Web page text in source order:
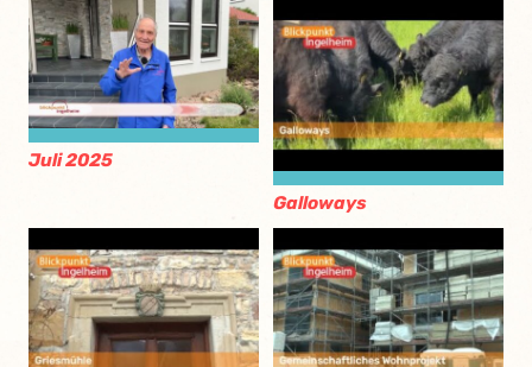
Juli 2025
Galloways